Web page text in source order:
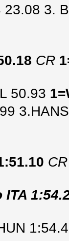
3.
CR
50.93
ITA